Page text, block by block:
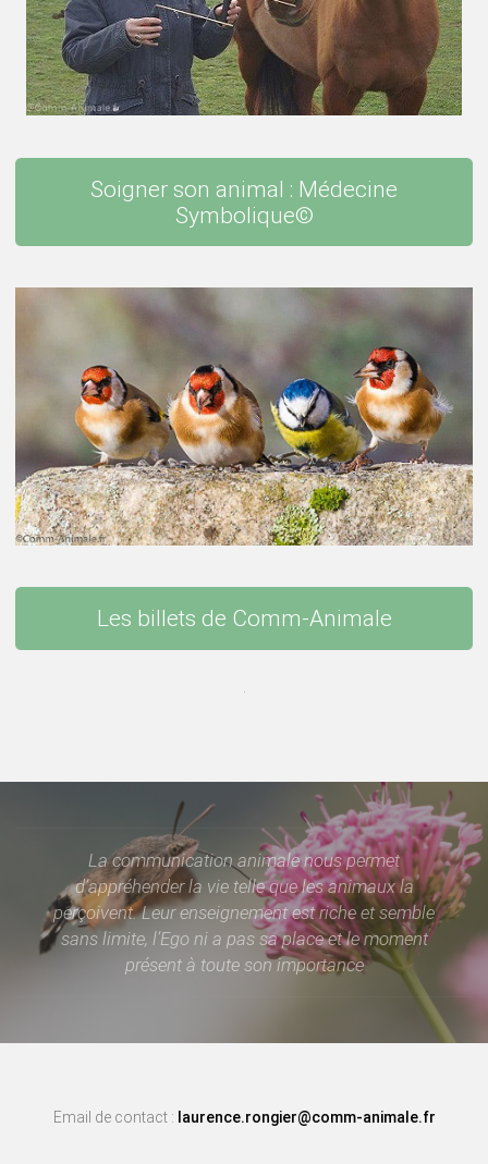
Soigner son animal : Médecine
Symbolique©
Les billets de Comm-Animale
.
La communication animale nous permet
d’appréhender la vie telle que les animaux la
perçoivent. Leur enseignement est riche et semble
sans limite, l’Ego ni a pas sa place et le moment
présent à toute son importance
Email de contact : laurence.rongier@comm-animale.fr